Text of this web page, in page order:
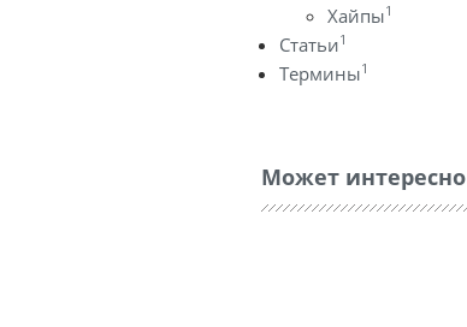
Хайпы1
Статьи1
Термины1
Может интересно